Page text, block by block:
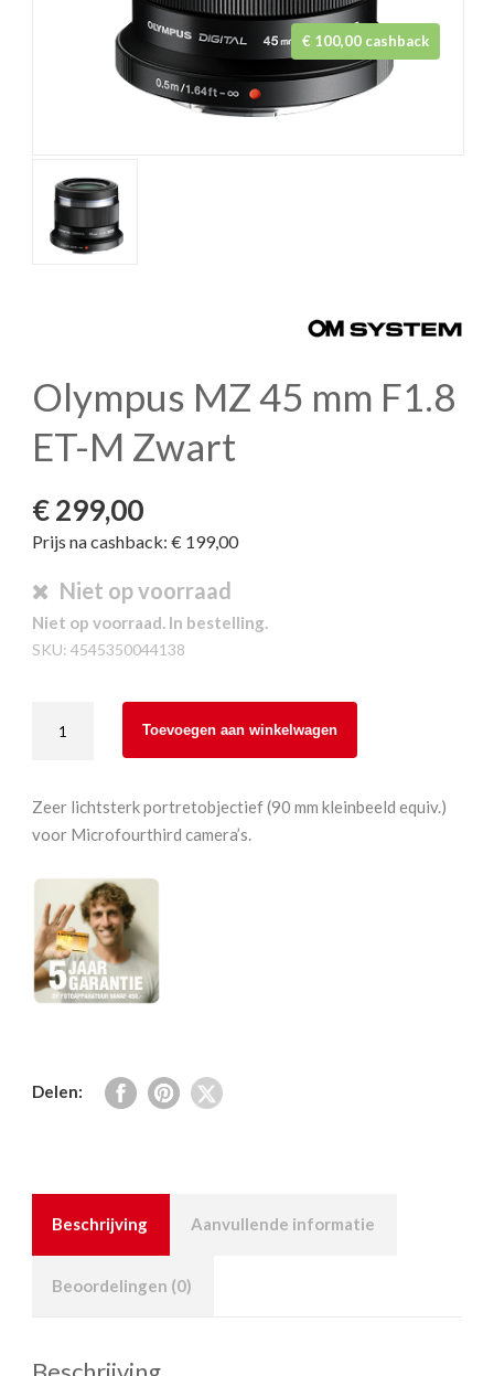
Olympus MZ 45 mm F1.8
ET-M Zwart
€ 100,00 cashback
€299,00
Prijs na cashback: € 199,00
Niet op voorraad
Niet op voorraad. In bestelling.
SKU: 4545350044138
mm
M
Zwart
aantal
Toevoegen aan winkelwagen
Zeer lichtsterk portretobjectief (90 mm kleinbeeld equiv.)
voor Microfourthird camera’s.
Delen:
Beschrijving Aanvullende informatie
Beoordelingen (0)